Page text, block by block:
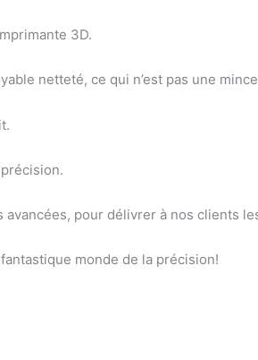
3D.
netteté, ce qui n’est pas une
pour délivrer à nos clients
monde de la précision!